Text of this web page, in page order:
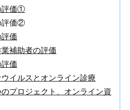
評価①
評価②
価
補助者の評価
価
イルスとオンライン診療
プロジェクト、オンライン資